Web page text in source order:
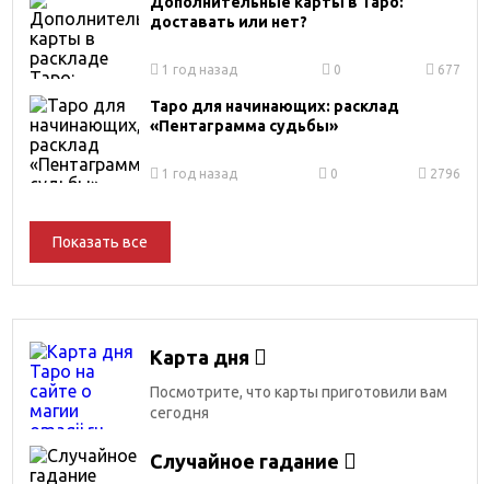
доставать или нет?
1 год назад 0 677
Таро для начинающих: расклад
«Пентаграмма судьбы»
1 год назад 0 2796
Показать все
Карта дня
Посмотрите, что карты приготовили вам
сегодня
Случайное гадание